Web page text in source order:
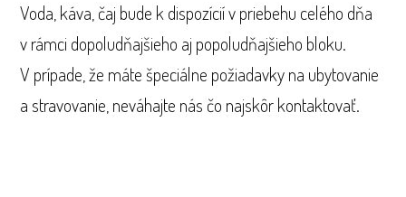
Voda, káva, čaj bude k dispozícií v priebehu celého dňa
v rámci dopoludňajšieho aj popoludňajšieho bloku.
V prípade, že máte špeciálne požiadavky na ubytovanie
a stravovanie, neváhajte nás čo najskôr kontaktovať.